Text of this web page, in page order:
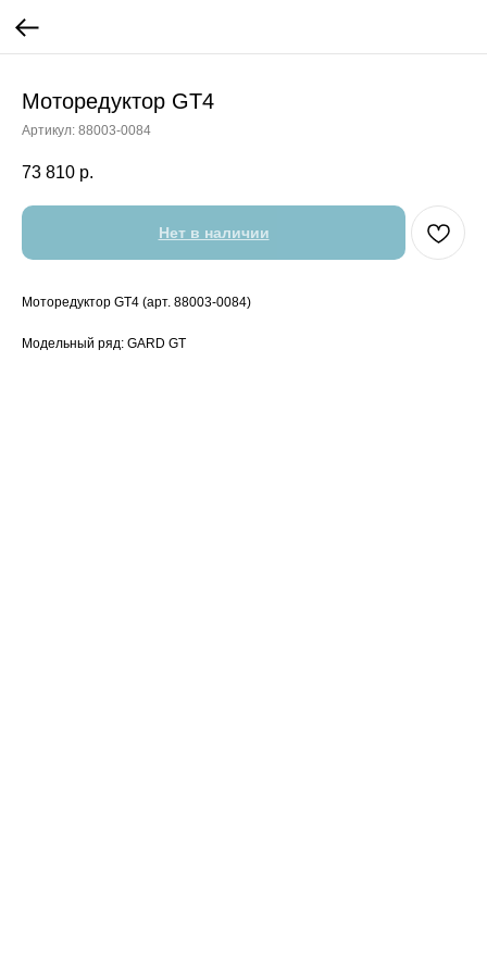
Моторедуктор GT4
Артикул: 88003-0084
73 810 р.
Нет в наличии
Моторедуктор GT4 (арт. 88003-0084)
Модельный ряд: GARD GT